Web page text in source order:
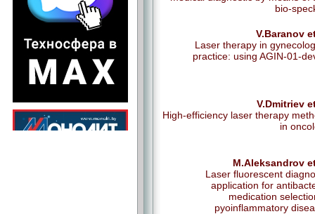
bio-
V.Baranov
Laser therapy in
practice: using AGIN-01-
V.Dmitriev
High-efficiency laser therapy
in
M.Aleksandrov
Laser fluorescent
application for
medication
pyoinflammatory